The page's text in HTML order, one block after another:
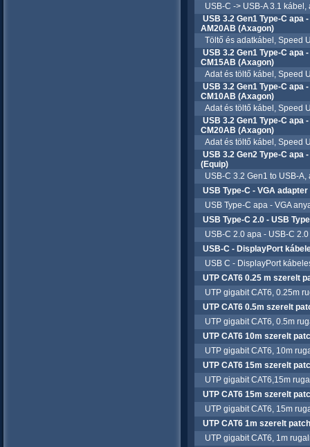
USB-C -> USB-A 3.1 kábel,
USB 3.2 Gen1 Type-C apa
AM20AB (Axagon)
Töltő és adatkábel, Speed
USB 3.2 Gen1 Type-C apa
CM15AB (Axagon)
Adat és töltő kábel, Speed
USB 3.2 Gen1 Type-C apa
CM10AB (Axagon)
Adat és töltő kábel, Speed
USB 3.2 Gen1 Type-C apa
CM20AB (Axagon)
Adat és töltő kábel, Speed
USB 3.2 Gen2 Type-C apa
(Equip)
USB-C 3.2 Gen1 to USB-A,
USB Type-C - VGA
USB Type-C apa - VGA
USB Type-C 2.0 - USB
USB-C 2.0 apa - USB-C 2.0
USB-C - DisplayPort
USB C - DisplayPort
UTP CAT6 0.25 m szerelt
UTP gigabit CAT6, 0.25m
UTP CAT6 0.5m szerelt
UTP gigabit CAT6, 0.5m
UTP CAT6 10m szerelt
UTP gigabit CAT6, 10m
UTP CAT6 15m szerelt
UTP gigabit CAT6,15m
UTP CAT6 15m szerelt
UTP gigabit CAT6, 15m
UTP CAT6 1m szerelt
UTP gigabit CAT6, 1m